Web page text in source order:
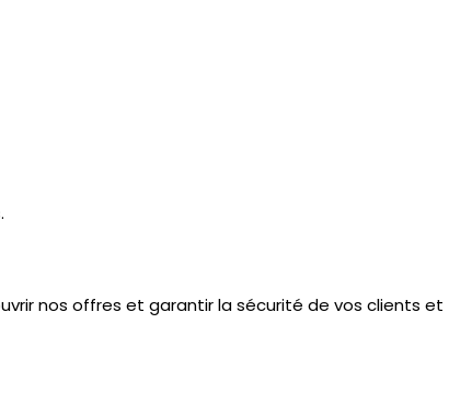
nos offres et garantir la sécurité de vos clients et